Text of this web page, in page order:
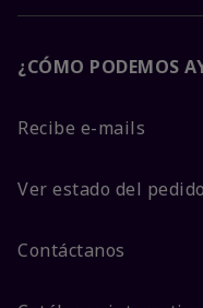
¿CÓMO PODEMOS
Recibe e-mails
Ver estado del pedido
Contáctanos